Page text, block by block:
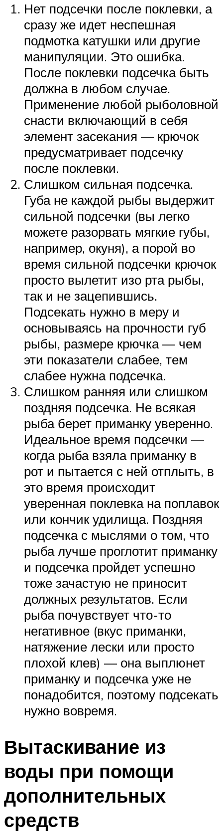
Нет подсечки после поклевки, а
сразу же идет неспешная
подмотка катушки или другие
манипуляции. Это ошибка.
После поклевки подсечка быть
должна в любом случае.
Применение любой рыболовной
снасти включающий в себя
элемент засекания — крючок
предусматривает подсечку
после поклевки.
Слишком сильная подсечка.
Губа не каждой рыбы выдержит
сильной подсечки (вы легко
можете разорвать мягкие губы,
например, окуня), а порой во
время сильной подсечки крючок
просто вылетит изо рта рыбы,
так и не зацепившись.
Подсекать нужно в меру и
основываясь на прочности губ
рыбы, размере крючка — чем
эти показатели слабее, тем
слабее нужна подсечка.
Слишком ранняя или слишком
поздняя подсечка. Не всякая
рыба берет приманку уверенно.
Идеальное время подсечки —
когда рыба взяла приманку в
рот и пытается с ней отплыть, в
это время происходит
уверенная поклевка на поплавок
или кончик удилища. Поздняя
подсечка с мыслями о том, что
рыба лучше проглотит приманку
и подсечка пройдет успешно
тоже зачастую не приносит
должных результатов. Если
рыба почувствует что-то
негативное (вкус приманки,
натяжение лески или просто
плохой клев) — она выплюнет
приманку и подсечка уже не
понадобится, поэтому подсекать
нужно вовремя.
Вытаскивание из
воды при помощи
дополнительных
средств